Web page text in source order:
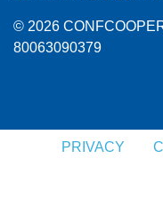
© 2026
80063090379
PRIVACY